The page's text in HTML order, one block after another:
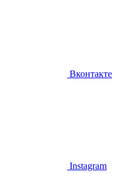
Вконтакте
Instagram